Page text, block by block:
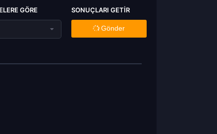
GÖRE SONUÇLARI GETIR
Gönder